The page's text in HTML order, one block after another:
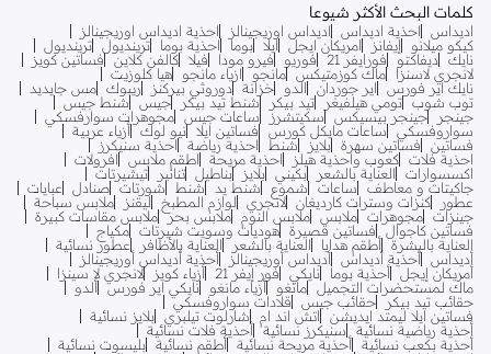
كلمات البحث الأكثر شيوعا
اديداس احذية اديداس اديداس اوريجينالز
احذية اديداس اوريجينالز
كيكو ميلانو
إيفانز امريكان ايجل ايلا بوما احذية بوما ترينديول ترينديول
نايك ديفاكتو فورايفر 21 فوريو فيرو مودا فيلا كالفن كلاين فساتين كويز
لانجري لاسنزا
ماك كوزمتيكس مانجو ازياء مانجو
هيا كلوزيت
نايك اير فورس
اير جوردان الدو خزانة دوروثي بيركنز ريبوك مس جايديد
توب شوب تومي هيلفيغر تيد بيكر شنط تيد بيكر جيس
شنط جيس
جينجر
جينجر بيسيكس سكيتشرز ساعات جيس مجوهرات سوارفسكي
سواروفسكي
ساعات مايكل كورس فساتين ايلا نيو لوك أزياء عربية
فساتين
فساتين سهرة بلايز شنط احذية رياضة
احذية سنيكرز
احذية فلات كعوب واحذية هيلز احذية مريحة اطقم ملابس
افرولات
اكسسوارات
العناية بالشعر بكيني بلايز بناطيل تنانير
تيشيرتات
جاكيتات و معاطف
ساعات شموع شنط يد شنط شورتات صنادل
عبايات
عطور
كنزات وسترات كارديغان لانجري لوازم المطبخ ليقنز
ملابس سباحة
جينزات مجوهرات ملابس ملابس النوم ملابس بحر ملابس مقاسات كبيرة
فساتين كاجوال
فساتين قصيرة هوديات وسويت شيرتات مكياج
العناية بالبشرة أطقم هدايا العناية بالشعر العناية بالأظافر
عطور نسائية
أديداس أحذية أديداس أديداس أوريجينالز
أحذية أديداس أوريجينالز
أمريكان إيجل أحذية بوما نايكي فور إيفر 21 أزياء كويز
لانجري لا سينزا
ماك لمستحضرات التجميل مانغو أزياء مانغو نايكي اير فورس ألدو
حقائب تيد بيكر
حقائب جيس
قلادات سواروفسكي
فساتين ايلا ليمتد ايديشن
اتش اند ام شارلوت تيلبري بلايز نسائية
أحذية رياضية نسائية
سنيكرز نسائية أحذية فلات نسائية
أحذية بكعب نسائية أحذية مريحة نسائية أطقم نسائية بليسوت نسائية